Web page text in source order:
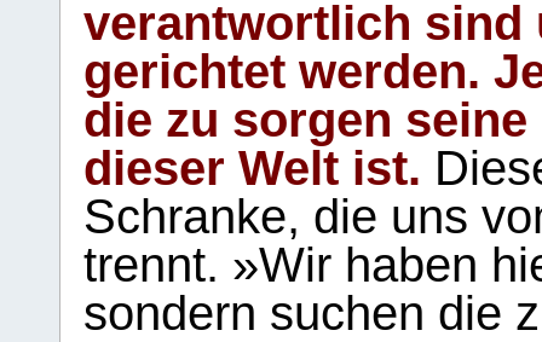
verantwortlich sind
gerichtet werden.
die zu sorgen
dieser Welt ist.
Schranke, die uns
trennt. »Wir haben
sondern suchen die